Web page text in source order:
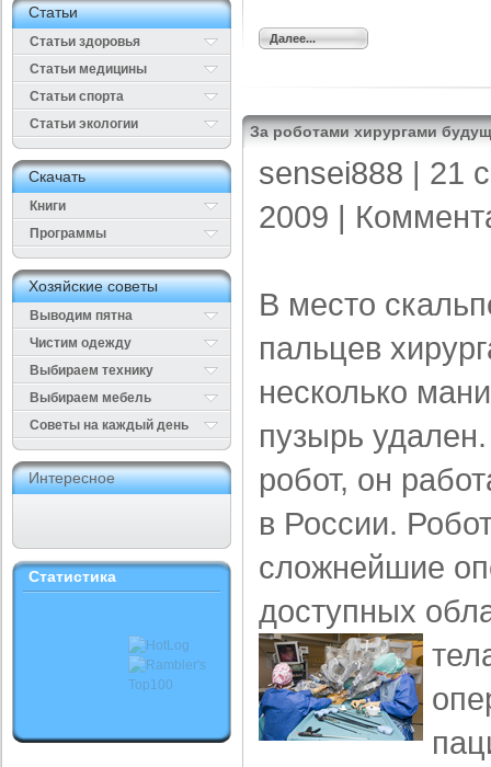
Cтатьи
Статьи здоровья
Cтатьи медицины
Статьи спорта
Статьи экологии
Cкачать
Книги
Программы
Хозяйские советы
Выводим пятна
Чистим одежду
Выбираем технику
Выбираем мебель
Cоветы на каждый день
Интересное
Статистика
Далее...
За роботами хирургами
sensei888 | 21
2009 |
В место
пальцев
несколько
пузырь
робот, он
в России.
сложнейшие
доступных